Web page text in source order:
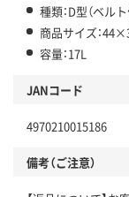
種類：D型（ベルト
商品サイズ：
容量：17L
JANコード
4970210015186
備考（ご注意）